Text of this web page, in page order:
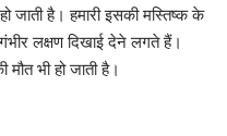
जाती है। हमारी इसकी मस्तिष्क के
लक्षण दिखाई देने लगते हैं।
भी हो जाती है।